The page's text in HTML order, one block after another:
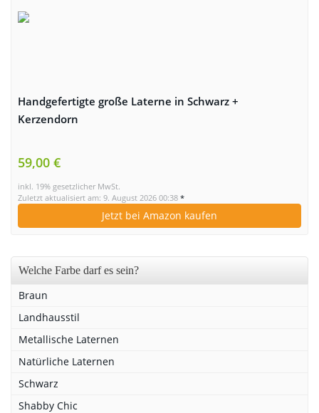
Handgefertigte große Laterne in Schwarz +
Kerzendorn
59,00 €
inkl. 19% gesetzlicher MwSt.
Zuletzt aktualisiert am: 9. August 2026 00:38 *
Jetzt bei Amazon kaufen
Welche Farbe darf es sein?
Braun
Landhausstil
Metallische Laternen
Natürliche Laternen
Schwarz
Shabby Chic